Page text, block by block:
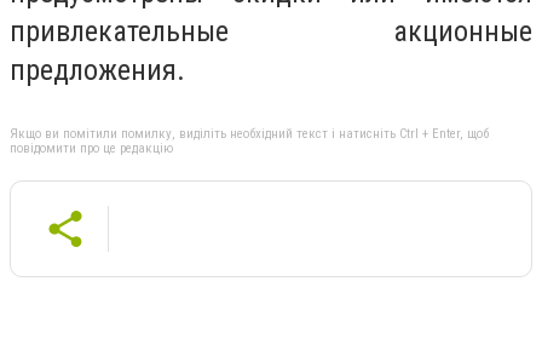
привлекательные акционные
предложения.
Якщо ви помітили помилку, виділіть необхідний текст і натисніть Ctrl + Enter, щоб
повідомити про це редакцію